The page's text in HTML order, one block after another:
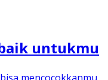
untukmu